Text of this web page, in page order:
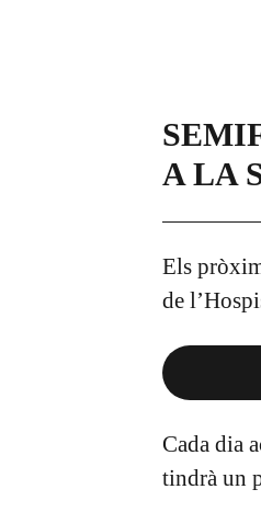
A LA
Els
de
Cada dia
tindrà un